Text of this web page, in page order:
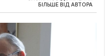
БІЛЬШЕ ВІД АВТОРА